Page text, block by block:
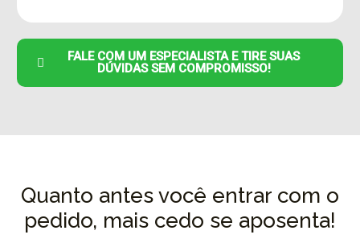
FALE COM UM ESPECIALISTA E TIRE SUAS
DÚVIDAS SEM COMPROMISSO!
Quanto antes você entrar com o
pedido, mais cedo se aposenta!